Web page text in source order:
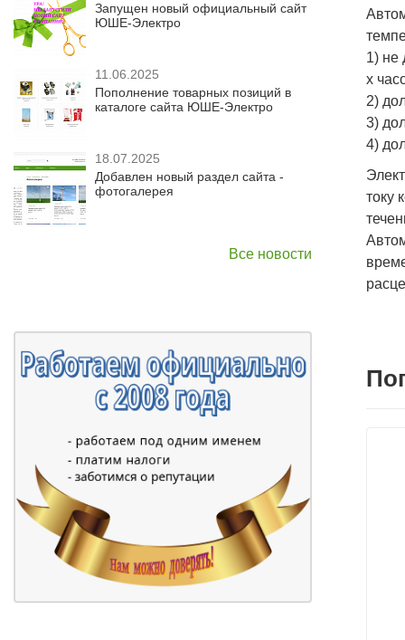
Запущен новый официальный сайт
ЮШЕ-Электро
11.06.2025
Пополнение товарных позиций в
каталоге сайта ЮШЕ-Электро
18.07.2025
Добавлен новый раздел сайта -
фотогалерея
Все новости
1) не
х
2)
3)
4)
току